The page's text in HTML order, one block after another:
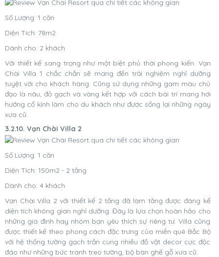
Số Lượng: 1 căn
Diện Tích: 78m2
Dành cho: 2 khách
Với thiết kế sang trọng như một biệt phủ thời phong kiến. Vạn
Chài Villa 1 chắc chắn sẽ mang đến trải nghiệm nghỉ dưỡng
tuyệt vời cho khách hàng. Cũng sử dụng những gam màu chủ
đạo là nâu, đỏ gạch và vàng kết hợp với cách bài trí mang hơi
hướng cổ kính làm cho du khách như được sống lại những ngày
xưa cũ.
3.2.10. Vạn Chài Villa 2
Số Lượng: 1 căn
Diện Tích: 150m2 - 2 tầng
Dành cho: 4 khách
Vạn Chài Villa 2 với thiết kế 2 tầng đã làm tăng được đáng kể
diện tích không gian nghỉ dưỡng. Đây là lựa chọn hoàn hảo cho
những gia đình hay nhóm bạn yêu thích sự riêng tư. Villa cũng
được thiết kế theo phong cách đặc trưng của miền quê Bắc Bộ
với hệ thống tường gạch trần cùng nhiều đồ vật decor cực độc
đáo như những bức tranh treo tường, bộ bàn ghế gỗ xưa cũ.